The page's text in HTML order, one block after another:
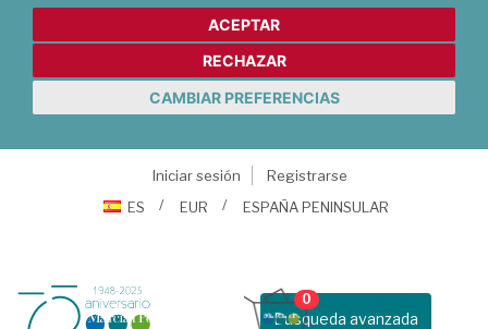
ACEPTAR
RECHAZAR
CAMBIAR PREFERENCIAS
Iniciar sesión
Registrarse
ES
EUR ESPAÑA PENINSULAR
Busqueda avanzada
0